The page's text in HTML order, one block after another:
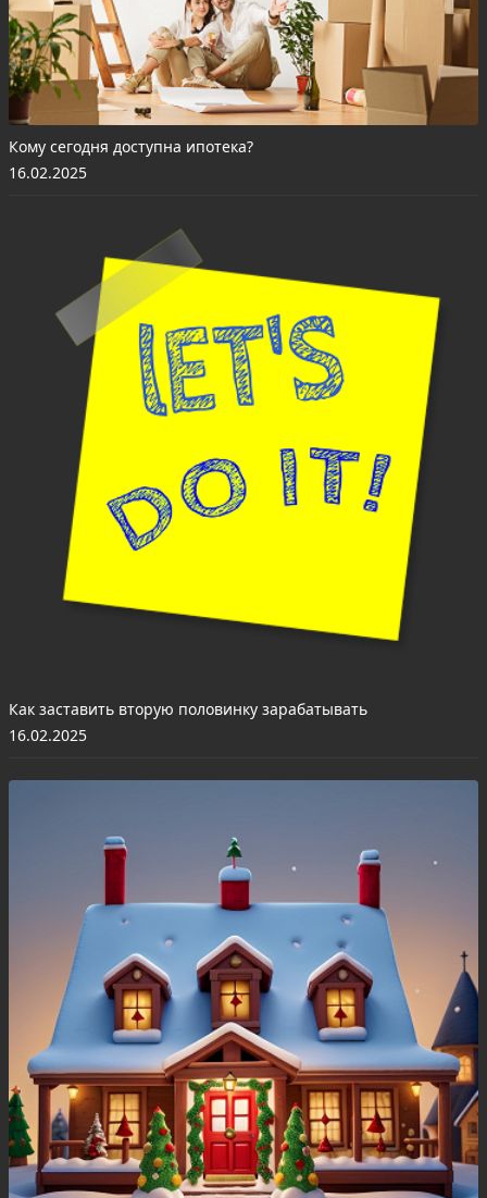
Кому сегодня доступна ипотека?
16.02.2025
Как заставить вторую половинку зарабатывать
16.02.2025